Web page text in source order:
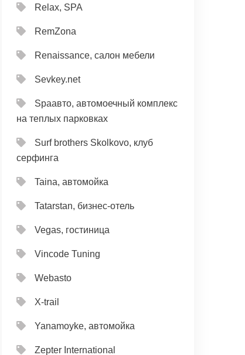
Relax, SPA
RemZona
Renaissance, салон мебели
Sevkey.net
Spaавто, автомоечный комплекс
на теплых парковках
Surf brothers Skolkovo, клуб
серфинга
Taina, автомойка
Tatarstan, бизнес-отель
Vegas, гостиница
Vincode Tuning
Webasto
X-trail
Yanamoyke, автомойка
Zepter International